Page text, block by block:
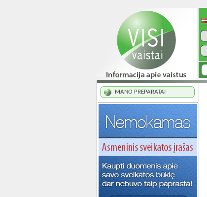
MANO PREPARATAI